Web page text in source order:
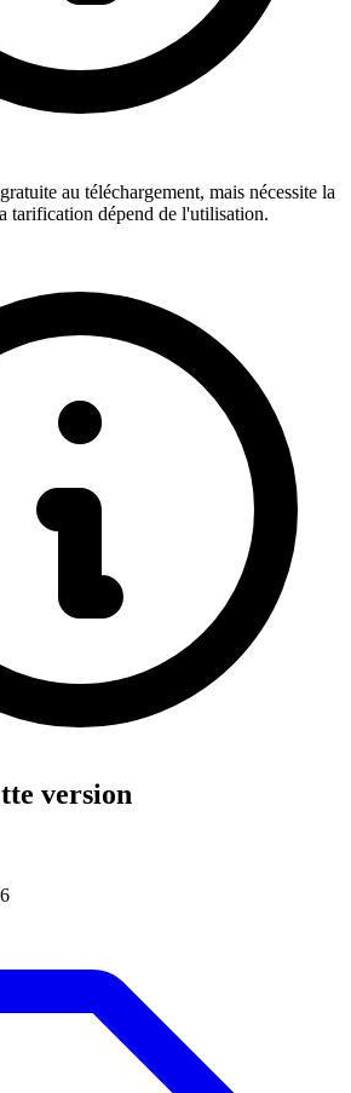
au téléchargement, mais nécessite la
tarification dépend de l'utilisation.
version